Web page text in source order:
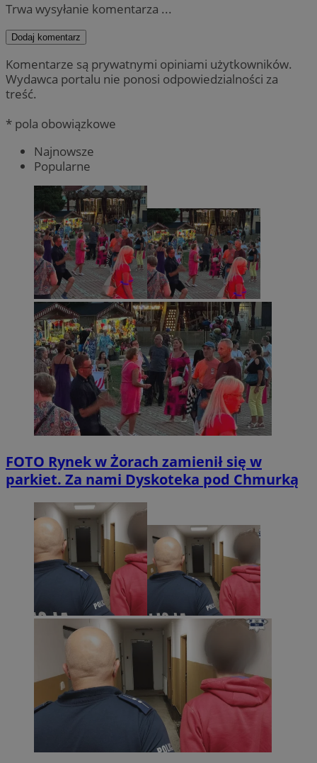
Trwa wysyłanie komentarza ...
Dodaj komentarz
Komentarze są prywatnymi opiniami użytkowników.
Wydawca portalu nie ponosi odpowiedzialności za
treść.
* pola obowiązkowe
Najnowsze
Popularne
FOTO Rynek w Żorach zamienił się w
parkiet. Za nami Dyskoteka pod Chmurką